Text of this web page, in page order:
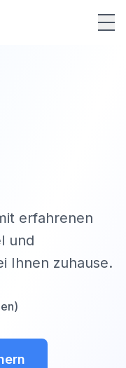
erfahrenen
und
Ihnen zuhause.